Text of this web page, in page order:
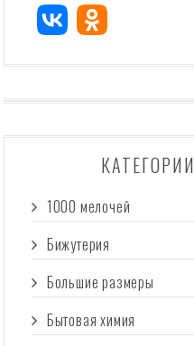
КАТЕГОРИИ
1000 мелочей
Бижутерия
Большие размеры
Бытовая химия